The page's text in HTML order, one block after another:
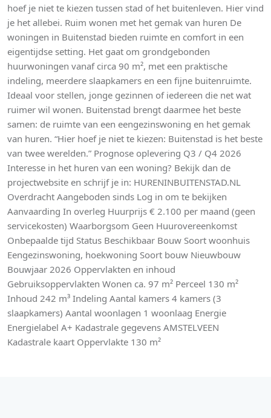
hoef je niet te kiezen tussen stad of het buitenleven. Hier vind
je het allebei. Ruim wonen met het gemak van huren De
woningen in Buitenstad bieden ruimte en comfort in een
eigentijdse setting. Het gaat om grondgebonden
huurwoningen vanaf circa 90 m², met een praktische
indeling, meerdere slaapkamers en een fijne buitenruimte.
Ideaal voor stellen, jonge gezinnen of iedereen die net wat
ruimer wil wonen. Buitenstad brengt daarmee het beste
samen: de ruimte van een eengezinswoning en het gemak
van huren. “Hier hoef je niet te kiezen: Buitenstad is het beste
van twee werelden.” Prognose oplevering Q3 / Q4 2026
Interesse in het huren van een woning? Bekijk dan de
projectwebsite en schrijf je in: HURENINBUITENSTAD.NL
Overdracht Aangeboden sinds Log in om te bekijken
Aanvaarding In overleg Huurprijs € 2.100 per maand (geen
servicekosten) Waarborgsom Geen Huurovereenkomst
Onbepaalde tijd Status Beschikbaar Bouw Soort woonhuis
Eengezinswoning, hoekwoning Soort bouw Nieuwbouw
Bouwjaar 2026 Oppervlakten en inhoud
Gebruiksoppervlakten Wonen ca. 97 m² Perceel 130 m²
Inhoud 242 m³ Indeling Aantal kamers 4 kamers (3
slaapkamers) Aantal woonlagen 1 woonlaag Energie
Energielabel A+ Kadastrale gegevens AMSTELVEEN
Kadastrale kaart Oppervlakte 130 m²